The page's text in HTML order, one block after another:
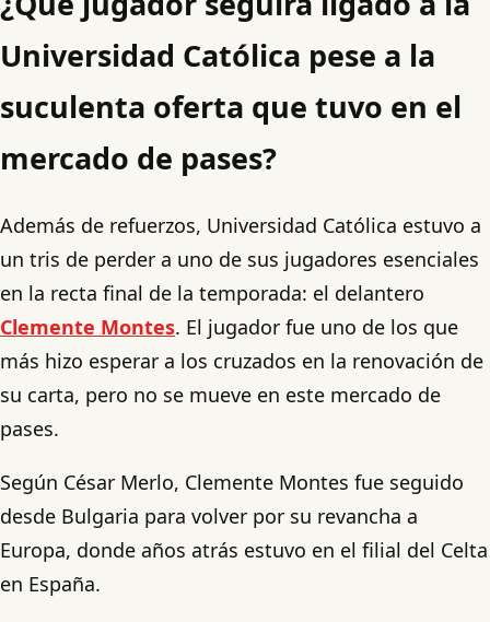
Universidad Católica pese a la
suculenta oferta que tuvo en el
mercado de pases?
Además de refuerzos, Universidad Católica estuvo a
un tris de perder a uno de sus jugadores esenciales
en la recta final de la temporada: el delantero
Clemente Montes. El jugador fue uno de los que
más hizo esperar a los cruzados en la renovación de
su carta, pero no se mueve en este mercado de
pases.
Según César Merlo, Clemente Montes fue seguido
desde Bulgaria para volver por su revancha a
Europa, donde años atrás estuvo en el filial del Celta
en España.